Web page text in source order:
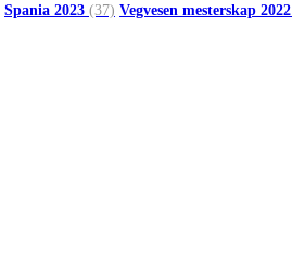
Spania 2023 (37) Vegvesen mesterskap 2022